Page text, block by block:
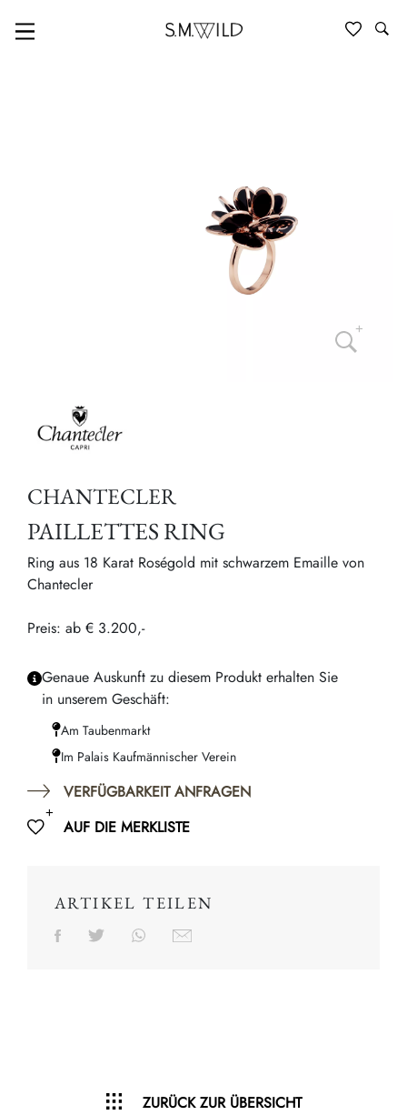
CHANTECLER
PAILLETTES RING
Ring aus 18 Karat Roségold mit schwarzem Emaille von
Chantecler
Preis: ab € 3.200,-
Genaue Auskunft zu diesem Produkt erhalten Sie
in unserem Geschäft:
Am Taubenmarkt
Im Palais Kaufmännischer Verein
VERFÜGBARKEIT ANFRAGEN
AUF DIE MERKLISTE
ARTIKEL TEILEN
ZURÜCK ZUR ÜBERSICHT